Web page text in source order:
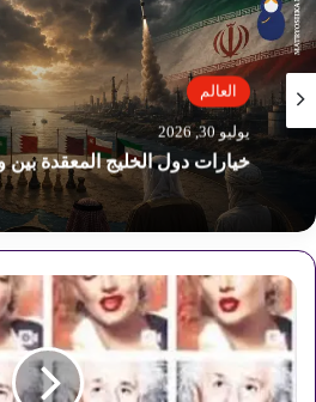
العالم
يوليو 24, 2026
ترامب و”روساتوم” وآفاق
السعودي
د
ل
ل
ك